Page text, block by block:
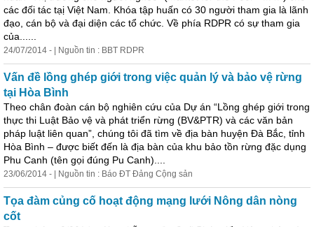
các đối tác tạị Việt Nam. Khóa tập huấn có 30 người tham gia là lãnh
đạo, cán bộ và đại diện các tổ chức. Về phía RDPR có sự tham gia
của......
24/07/2014 - | Nguồn tin : BBT RDPR
Vấn đề lồng ghép giới trong việc quản lý và bảo vệ rừng
tại Hòa Bình
Theo chân đoàn cán bộ nghiên cứu của Dự án “Lồng ghép giới trong
thực thi Luật Bảo vệ và phát triển rừng (BV&PTR) và các văn bản
pháp luật liên quan”, chúng tôi đã tìm về địa bàn huyện Đà Bắc, tỉnh
Hòa Bình – được biết đến là địa bàn của khu bảo tồn rừng đặc dụng
Phu Canh (tên gọi đúng Pu Canh)....
23/06/2014 - | Nguồn tin : Báo ĐT Đảng Cộng sản
Tọa đàm củng cố hoạt động mạng lưới Nông dân nòng
cốt